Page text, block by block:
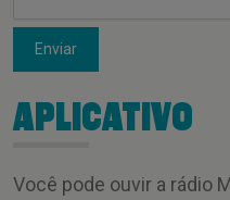
Enviar
APLICATIVO
Você pode ouvir a rádio